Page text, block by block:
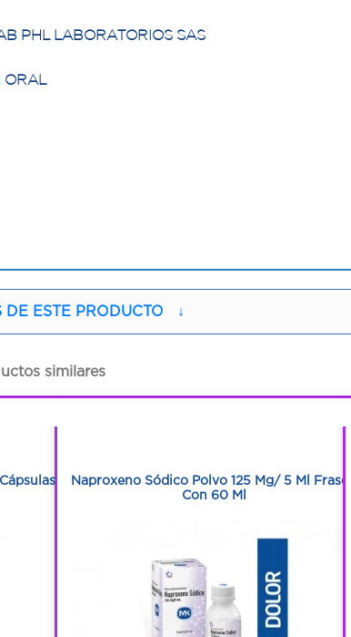
PHL LABORATORIOS SAS
ORAL
DE ESTE PRODUCTO ↓
similares
Naproxeno Sódico Polvo 125 Mg/ 5 Ml Frasco
Con 60 Ml